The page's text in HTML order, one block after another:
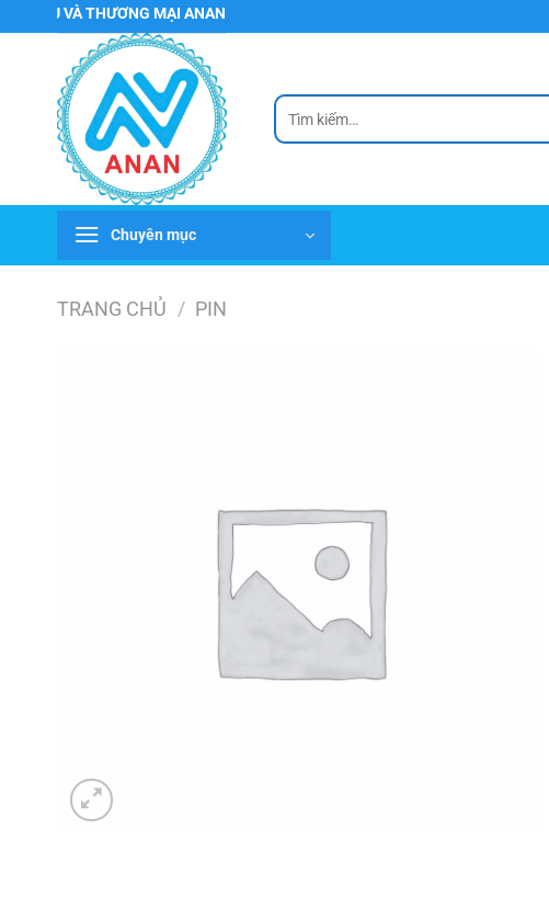
đến
THƯƠNG MẠI ANAN
Tìm
kiếm:
Chuyên mục
TRANG CHỦ / PIN